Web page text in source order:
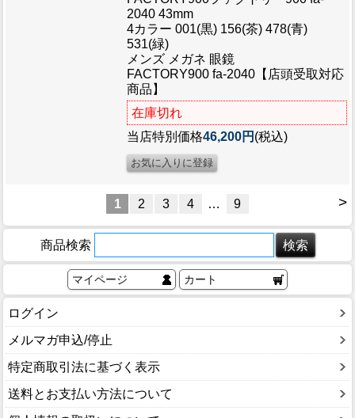
2040 43mm
4カラー 001(黒) 156(茶) 478(青)
531(緑)
メンズ メガネ 眼鏡
FACTORY900 fa-2040【店頭受取対応
商品】
在庫切れ
当店特別価格46,200円 (税込)
>
1 2 3 4 … 9
商品検索
マイページ カート
ログイン
メルマガ申込/停止
特定商取引法に基づく表示
送料とお支払い方法について